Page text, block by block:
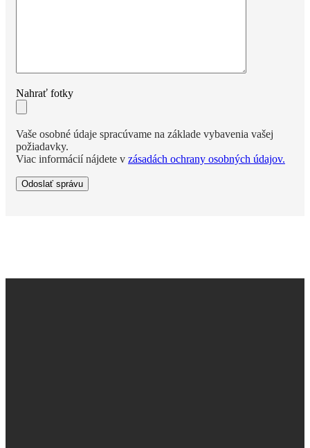
Nahrať fotky
Vaše osobné údaje spracúvame na základe vybavenia vašej
požiadavky.
Viac informácií nájdete v zásadách ochrany osobných údajov.